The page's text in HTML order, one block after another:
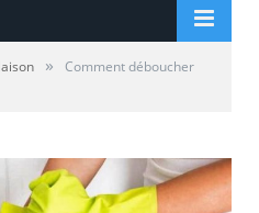
»
Comment déboucher